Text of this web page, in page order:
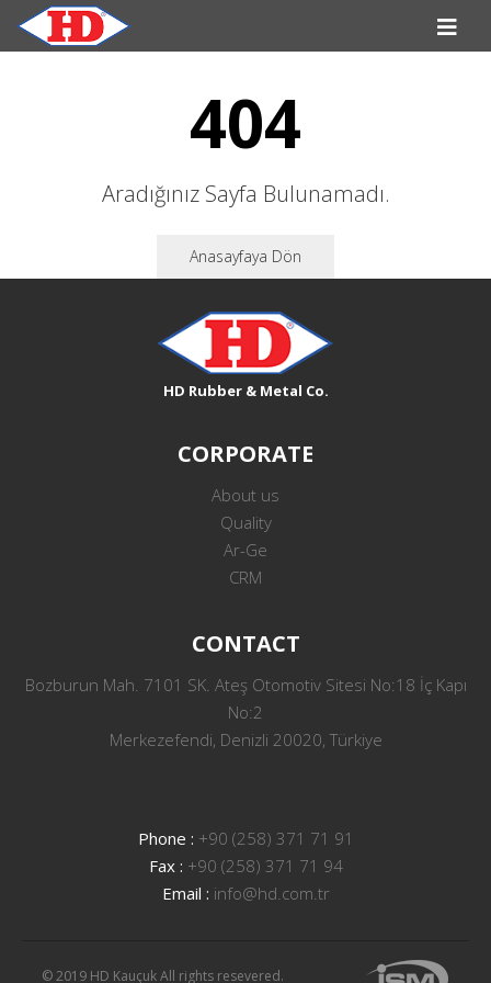
404
Aradığınız Sayfa Bulunamadı.
Anasayfaya Dön
HD Rubber & Metal Co.
CORPORATE
About us
Quality
Ar-Ge
CRM
CONTACT
Bozburun Mah. 7101 SK. Ateş Otomotiv Sitesi No:18 İç Kapı
No:2
Merkezefendi, Denizli 20020, Türkiye
Phone : +90 (258) 371 71 91
Fax : +90 (258) 371 71 94
Email : info@hd.com.tr
© 2019 HD Kauçuk All rights resevered.